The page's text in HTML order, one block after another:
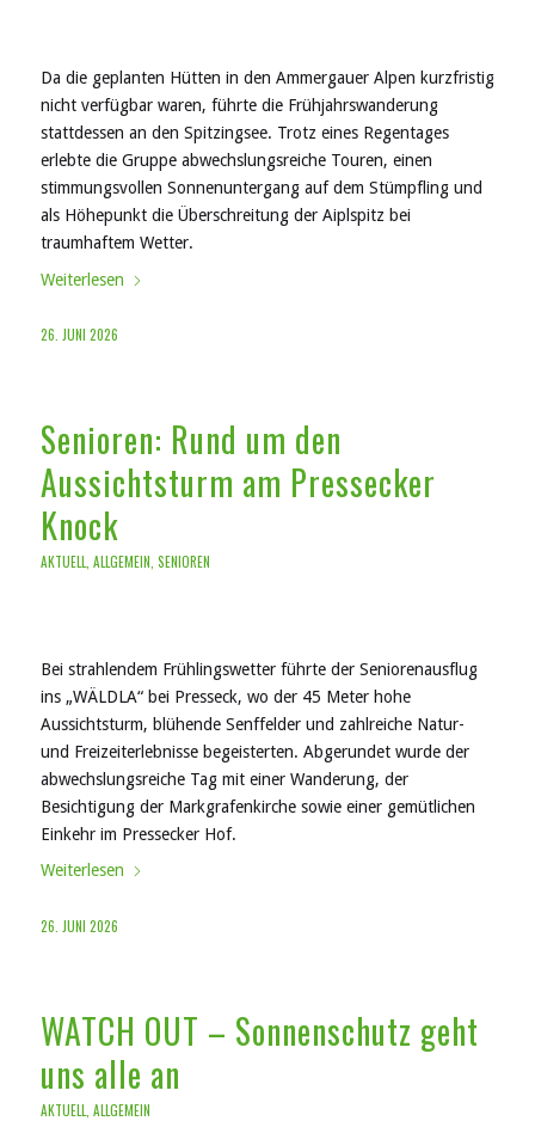
Da die geplanten Hütten in den Ammergauer Alpen kurzfristig
nicht verfügbar waren, führte die Frühjahrswanderung
stattdessen an den Spitzingsee. Trotz eines Regentages
erlebte die Gruppe abwechslungsreiche Touren, einen
stimmungsvollen Sonnenuntergang auf dem Stümpfling und
als Höhepunkt die Überschreitung der Aiplspitz bei
traumhaftem Wetter.
Weiterlesen
26. JUNI 2026
Senioren: Rund um den
Aussichtsturm am Pressecker
Knock
AKTUELL ALLGEMEIN SENIOREN
Bei strahlendem Frühlingswetter führte der Seniorenausflug
ins „WÄLDLA“ bei Presseck, wo der 45 Meter hohe
Aussichtsturm, blühende Senffelder und zahlreiche Natur-
und Freizeiterlebnisse begeisterten. Abgerundet wurde der
abwechslungsreiche Tag mit einer Wanderung, der
Besichtigung der Markgrafenkirche sowie einer gemütlichen
Einkehr im Pressecker Hof.
Weiterlesen
26. JUNI 2026
WATCH OUT – Sonnenschutz geht
uns alle an
AKTUELL ALLGEMEIN